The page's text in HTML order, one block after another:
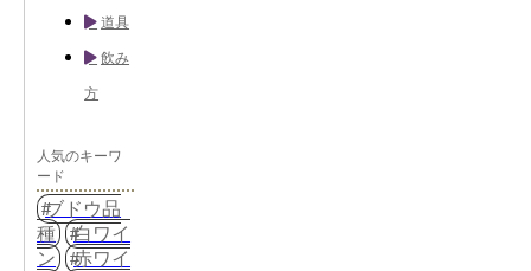
道具
飲み
方
人気のキーワ
ード
ブドウ品
種
白ワイ
ン
赤ワイ